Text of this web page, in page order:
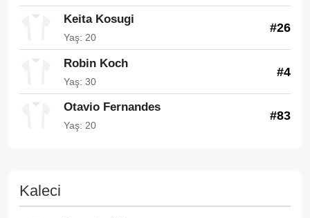
Keita Kosugi
Yaş: 20
#26
Robin Koch
Yaş: 30
#4
Otavio Fernandes
Yaş: 20
#83
Kaleci